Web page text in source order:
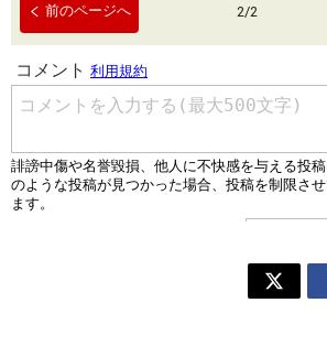
前のページへ 2/2